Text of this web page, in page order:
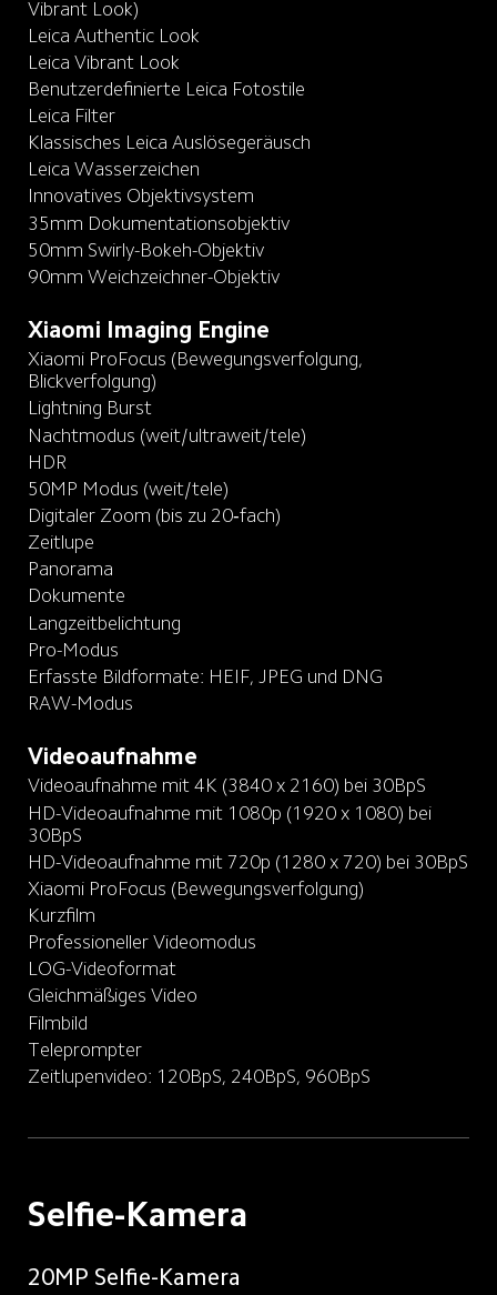
Vibrant Look)
Leica Authentic Look
Leica Vibrant Look
Benutzerdefinierte Leica Fotostile
Leica Filter
Klassisches Leica Auslösegeräusch
Leica Wasserzeichen
Innovatives Objektivsystem
35mm Dokumentationsobjektiv
50mm Swirly-Bokeh-Objektiv
90mm Weichzeichner-Objektiv
Xiaomi Imaging Engine
Xiaomi ProFocus (Bewegungsverfolgung,
Blickverfolgung)
Lightning Burst
Nachtmodus (weit/ultraweit/tele)
HDR
50MP Modus (weit/tele)
Digitaler Zoom (bis zu 20‑fach)
Zeitlupe
Panorama
Dokumente
Langzeitbelichtung
Pro-Modus
Erfasste Bildformate: HEIF, JPEG und DNG
RAW-Modus
Videoaufnahme
Videoaufnahme mit 4K (3840 x 2160) bei 30BpS
HD-Videoaufnahme mit 1080p (1920 x 1080) bei
30BpS
HD-Videoaufnahme mit 720p (1280 x 720) bei 30BpS
Xiaomi ProFocus (Bewegungsverfolgung)
Kurzfilm
Professioneller Videomodus
LOG-Videoformat
Gleichmäßiges Video
Filmbild
Teleprompter
Zeitlupenvideo: 120BpS, 240BpS, 960BpS
Selfie-Kamera
20MP Selfie-Kamera